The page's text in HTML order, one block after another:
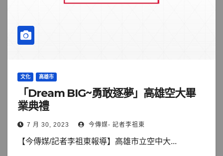
文化 高雄市
「Dream BIG~勇敢逐夢」高雄空大畢
業典禮
7 月 30, 2023 今傳媒- 記者李祖東
【今傳媒/記者李祖東報導】高雄市立空中大...